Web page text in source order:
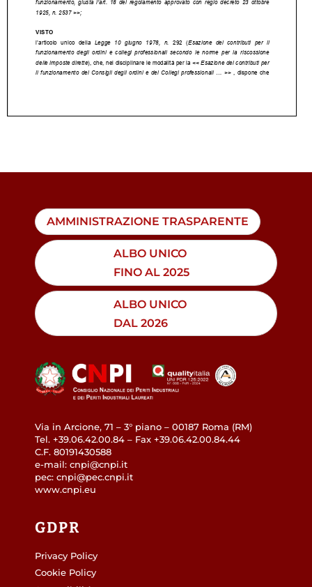
AMMINISTRAZIONE TRASPARENTE
ALBO UNICO
FINO AL 2025
ALBO UNICO
DAL 2026
Via in Arcione, 71 – 3° piano – 00187 Roma (RM)
Tel. +39.06.42.00.84 – Fax +39.06.42.00.84.44
C.F. 80191430588
e-mail: cnpi@cnpi.it
pec: cnpi@pec.cnpi.it
www.cnpi.eu
GDPR
Privacy Policy
Cookie Policy